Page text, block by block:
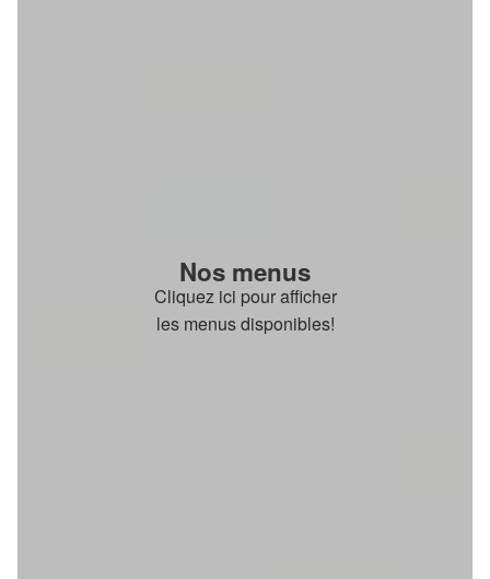
Nos menus
Cliquez ici pour afficher
les menus disponibles!